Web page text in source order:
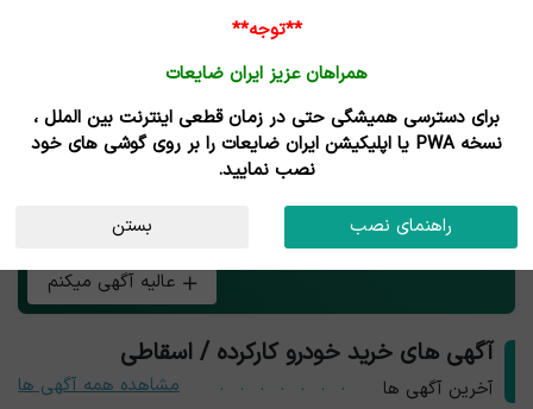
خرید و فروش خودرو کارکرده / اسقاطی
هر چی بار خودرو کارکرده / اسقاطی داری همین الان رایگان
آگهی کن و طعم تجارت آنلاین رو بچش!
عالیه آگهی میکنم
آگهی های خرید خودرو کارکرده / اسقاطی
آخرین آگهی ها مشاهده همه آگهی ها
**توجه**
همراهان عزیز ایران ضایعات
برای دسترسی همیشگی حتی در زمان قطعی اینترنت بین الملل ،
نسخه PWA یا اپلیکیشن ایران ضایعات را بر روی گوشی های خود
نصب نمایید.
راهنمای نصب بستن